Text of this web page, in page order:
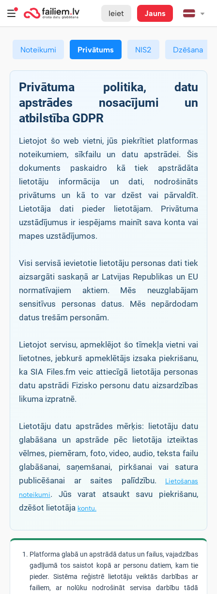
Ieiet Jauns
Noteikumi Privātums NIS2 Dzēšana
Privātuma politika, datu
apstrādes nosacījumi un
atbilstība GDPR
Lietojot šo web vietni, jūs piekrītiet platformas
noteikumiem, sīkfailu un datu apstrādei. Šis
dokuments paskaidro kā tiek apstrādāta
lietotāju informācija un dati, nodrošināts
privātums un kā to var dzēst vai pārvaldīt.
Lietotāja dati pieder lietotājam. Privātuma
uzstādījumus ir iespējams mainīt sava konta vai
mapes uzstādījumos.
Visi servisā ievietotie lietotāju personas dati tiek
aizsargāti saskaņā ar Latvijas Republikas un EU
normatīvajiem aktiem. Mēs neuzglabājam
sensitīvus personas datus. Mēs nepārdodam
datus trešām personām.
Lietojot servisu, apmeklējot šo tīmekļa vietni vai
lietotnes, jebkurš apmeklētājs izsaka piekrišanu,
ka SIA Files.fm veic attiecīgā lietotāja personas
datu apstrādi Fizisko personu datu aizsardzības
likuma izpratnē.
Lietotāju datu apstrādes mērķis: lietotāju datu
glabāšana un apstrāde pēc lietotāja izteiktas
vēlmes, piemēram, foto, video, audio, teksta failu
glabāšanai, saņemšanai, pirkšanai vai satura
publicēšanai ar saites palīdzību.
Lietošanas
noteikumi. Jūs varat atsaukt savu piekrišanu,
dzēšot lietotāja kontu.
Platforma glabā un apstrādā datus un failus, vajadzības
gadījumā tos saistot kopā ar personu datiem, kam tie
pieder. Sistēma reģistrē lietotāju veiktās darbības ar
failiem, ar nolūku nodrošināt servisa darbību tādā